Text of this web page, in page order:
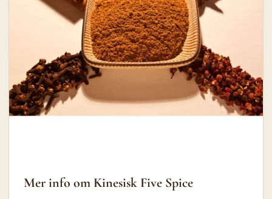
Mer info om Kinesisk Five Spice